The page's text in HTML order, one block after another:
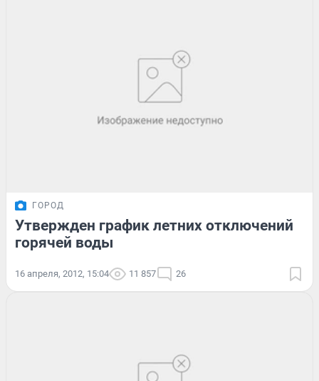
ГОРОД
Утвержден график летних отключений
горячей воды
16 апреля, 2012, 15:04 11 857 26